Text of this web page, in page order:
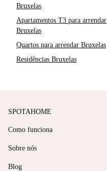
Bruxelas
Apartamentos T3 para arrendar
Bruxelas
Quartos para arrendar Bruxelas
Residências Bruxelas
SPOTAHOME
Como funciona
Sobre nós
Blog